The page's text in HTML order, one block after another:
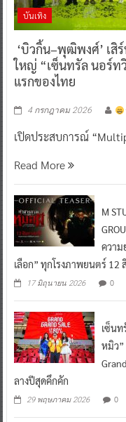
บันเทิง
‘บิวกิ้น–พุฒิพงศ์’ เสิ
ใหญ่ “เซ็นทรัล นอร์ท
แรกของไทย
4 กรกฎาคม 2026
เปิดประสบการณ์
Read More
M
ความ
เลือก” ทุกโรงภาพยนตร์ 12
17 มิถุนายน 2026 0
เซ็น
หมิว”
ลางปีสุดคึกคัก
29 พฤษภาคม 2026 0